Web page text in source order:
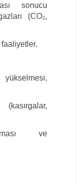
sonucu
(CO₂,
faaliyetler.
ve